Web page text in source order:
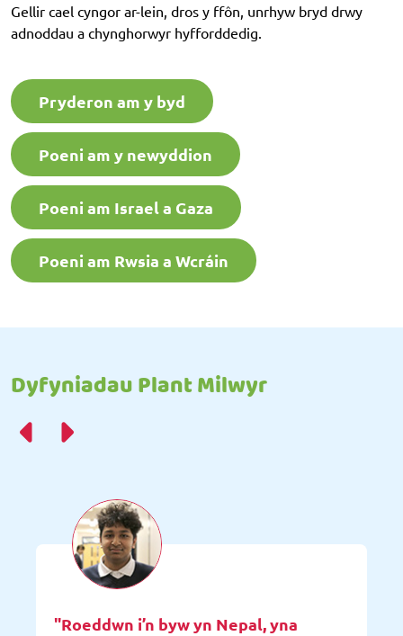
Gellir cael cyngor ar-lein, dros y ffôn, unrhyw bryd drwy
adnoddau a chynghorwyr hyfforddedig.
Pryderon am y byd
Poeni am y newyddion
Poeni am Israel a Gaza
Poeni am Rwsia a Wcráin
Dyfyniadau Plant Milwyr
"Roeddwn i’n byw yn Nepal, yna